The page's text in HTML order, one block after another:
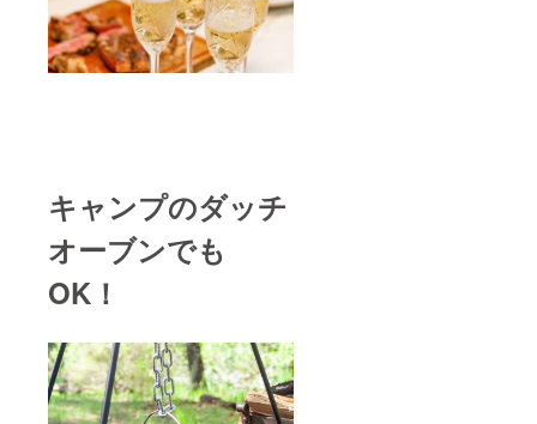
キャンプのダッチ
オーブンでも
OK！